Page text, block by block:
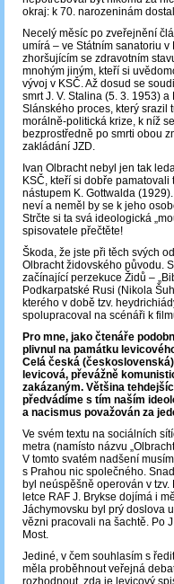
okraj: k 70. narozeninám
Necelý měsíc po zveřejnění
umírá – ve Státním sanatoriu
zhoršujícím se zdravotním
mnohým jiným, kteří si
vývoj v KSČ. Až dosud se
smrt J. V. Stalina (5. 3. 1953)
Slánského proces, který srazil
morálně-politická krize, k níž
bezprostředně po smrti obou
zakládání JZD.
Ivan Olbracht nebyl jen tak
KSČ, kteří si dobře
nástupem K. Gottwalda
neví a neměl by se k jeho
Strčte si ta svá ideologická
spisovatele přečtěte!
Škoda, že jste při těch svých
Olbracht židovského původu.
začínající perzekuce Židů –
Podkarpatské Rusi (Nikola
kterého v době tzv.
spolupracoval na scénáři k
Pro mne, jako čtenáře
plivnul na památku
Celá česká
levicová, převážně
zakázaným. Většina
předvádíme s tím naším
a nacismus považován za
Ve svém textu na sociálních
metra (namísto názvu
V tomto svatém nadšení
s Prahou nic společného.
byl neúspěšně operován v
letce RAF J. Brykse dojímá i
Jáchymovsku byl prý doslova
vězni pracovali na šachtě. Po
Most.
Jediné, v čem souhlasím s
měla proběhnout veřejná